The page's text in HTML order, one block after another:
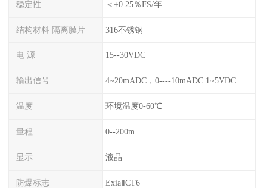
稳定性 ＜±0.25％FS/年
结构材料 隔离膜片 316不锈钢
电 源 15--30VDC
输出信号 4~20mADC，0----10mADC 1~5VDC
温度 环境温度0-60℃
量程 0--200m
显示 液晶
防爆标志 ExiaⅡCT6